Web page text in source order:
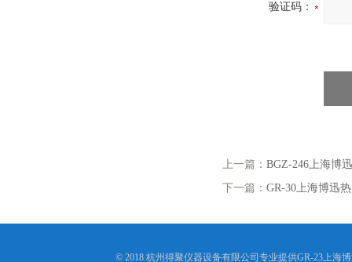
验证码：
上一篇： BGZ-246上海博
下一篇： GR-30上海博迅
© 2018 杭州得聚仪器设备有限公司专业提供GR-23上海